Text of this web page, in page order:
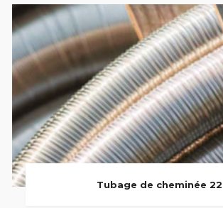
Tubage de cheminée 22